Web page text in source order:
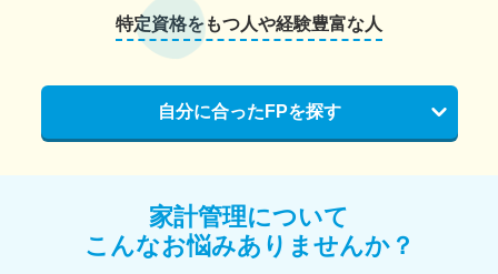
特定資格をもつ人や経験豊富な人
自分に合ったFPを探す
家計管理について
こんなお悩みありませんか？